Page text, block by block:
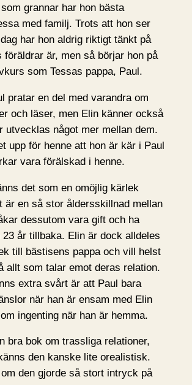
grannar har hon bästa
med familj. Trots att hon ser
har hon aldrig riktigt tänkt på
föräldrar är, men så börjar hon på
som Tessas pappa, Paul.
pratar en del med varandra om
och läser, men Elin känner också
utvecklas något mer mellan dem.
upp för henne att hon är kär i Paul
vara förälskad i henne.
det som en omöjlig kärlek
är en så stor åldersskillnad mellan
dessutom vara gift och ha
år tillbaka. Elin är dock alldeles
till bästisens pappa och vill helst
allt som talar emot deras relation.
extra svårt är att Paul bara
när han är ensam med Elin
ingenting när han är hemma.
bra bok om trassliga relationer,
den kanske lite orealistisk.
den gjorde så stort intryck på